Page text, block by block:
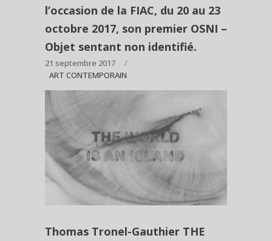
l’occasion de la FIAC, du 20 au 23
octobre 2017, son premier OSNI –
Objet sentant non identifié.
21 septembre 2017
ART CONTEMPORAIN
Thomas Tronel-Gauthier THE